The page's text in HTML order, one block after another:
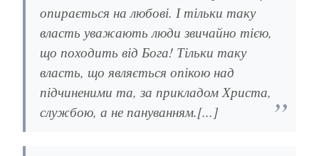
опирається на любові. І тільки таку
власть уважають люди звичайно тією,
що походить від Бога! Тільки таку
власть, що являється опікою над
підчиненими та, за прикладом Христа,
службою, а не пануванням.[...]